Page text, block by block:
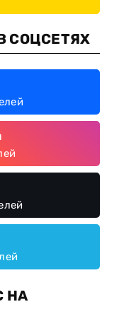
СОЦСЕТЯХ
НА